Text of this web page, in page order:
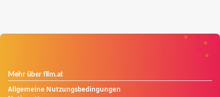
Spannung und die Nähe innerhalb der Familie ein,
Mehr über film.at
Allgemeine Nutzungsbedingungen